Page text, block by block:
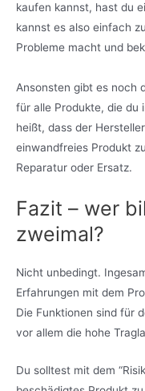
kaufen kannst, hast du
kannst es also einfach
Probleme macht und
Ansonsten gibt es noch
für alle Produkte, die du
heißt, dass der
einwandfreies Produkt
Reparatur oder Ersatz.
Fazit – wer
zweimal?
Nicht unbedingt.
Erfahrungen mit dem
Die Funktionen sind für
vor allem die hohe
Du solltest mit dem